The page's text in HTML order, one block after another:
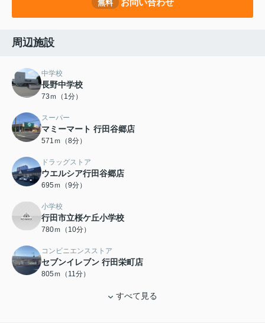
無料 お問い合わせ
周辺施設
中学校
長野中学校
73ｍ（1分）
スーパー
マミーマート 行田谷郷店
571ｍ（8分）
ドラッグストア
ウエルシア行田谷郷店
695ｍ（9分）
小学校
行田市立桜ケ丘小学校
780ｍ（10分）
コンビニエンスストア
セブンイレブン 行田栄町店
805ｍ（11分）
すべて見る